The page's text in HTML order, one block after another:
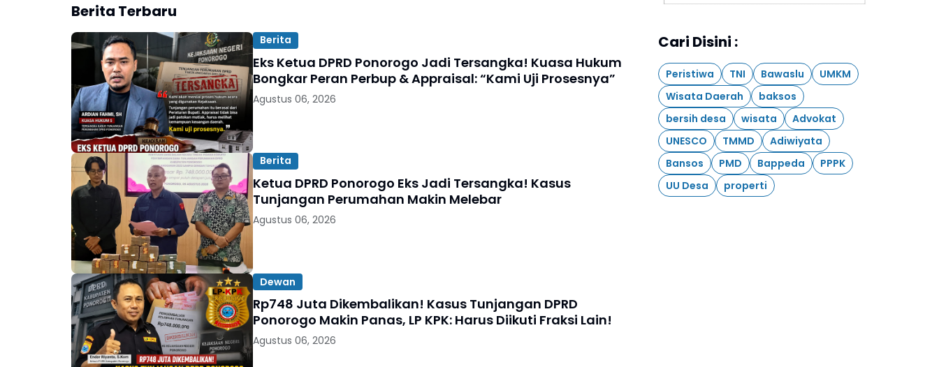
Berita Terbaru
Berita
Eks Ketua DPRD Ponorogo Jadi Tersangka! Kuasa Hukum
Bongkar Peran Perbup & Appraisal: “Kami Uji Prosesnya”
Agustus 06, 2026
Berita
Ketua DPRD Ponorogo Eks Jadi Tersangka! Kasus
Tunjangan Perumahan Makin Melebar
Agustus 06, 2026
Dewan
Rp748 Juta Dikembalikan! Kasus Tunjangan DPRD
Ponorogo Makin Panas, LP KPK: Harus Diikuti Fraksi Lain!
Agustus 06, 2026
Cari Disini :
Peristiwa TNI Bawaslu
UMKM
Wisata Daerah
baksos
bersih desa
wisata
Advokat
UNESCO
TMMD
Adiwiyata
Bansos
PMD Bappeda
PPPK
UU Desa
properti